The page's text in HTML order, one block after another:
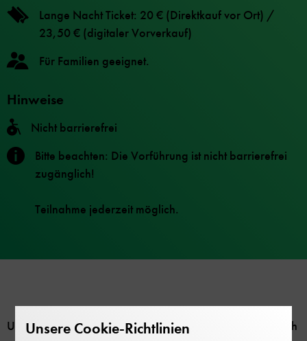
Lange Nacht Ticket: 20 € (Direktkauf vor Ort) /
23,50 € (digitaler Vorverkauf)
Für Familien geeignet.
Hinweise
Nicht barrierefrei
Bitte beachten: Die Vorführung ist nicht barrierefrei
zugänglich!
Teilnahme jederzeit möglich.
Um 1900 gab es zwar schon einige Zugstrecken, dennoch
Unsere Cookie-Richtlinien